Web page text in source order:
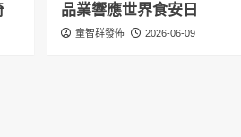
品業響應世界食安日
童智群發佈 2026-06-09